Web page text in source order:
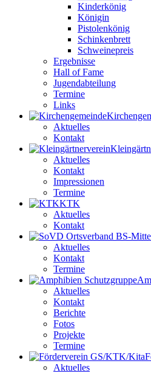
Kinderkönig
Königin
Pistolenkönig
Schinkenbrett
Schweinepreis
Ergebnisse
Hall of Fame
Jugendabteilung
Termine
Links
Aktuelles
Kontakt
Aktuelles
Kontakt
Impressionen
Termine
KTK
Aktuelles
Kontakt
Aktuelles
Kontakt
Termine
Aktuelles
Kontakt
Berichte
Fotos
Projekte
Termine
Aktuelles